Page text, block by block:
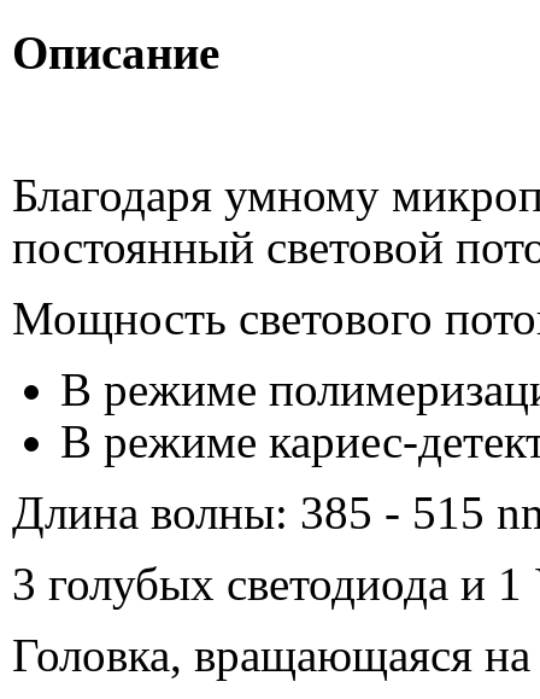
Описание
Благодаря умному
постоянный световой
Мощность светового
В режиме
В режиме кариес-
Длина волны: 385 - 515
3 голубых светодиода и
Головка, вращающаяся на